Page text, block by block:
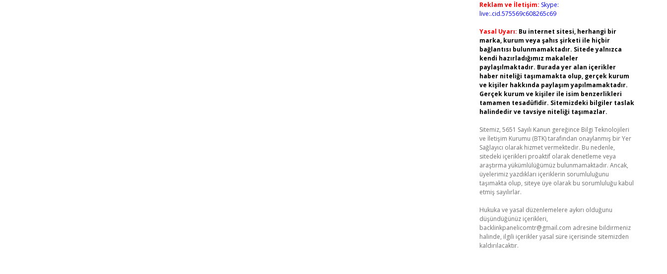
Reklam ve İletişim: Skype:
live:.cid.575569c608265c69
Yasal Uyarı: Bu internet sitesi, herhangi bir
marka, kurum veya şahıs şirketi ile hiçbir
bağlantısı bulunmamaktadır. Sitede yalnızca
kendi hazırladığımız makaleler
paylaşılmaktadır. Burada yer alan içerikler
haber niteliği taşımamakta olup, gerçek kurum
ve kişiler hakkında paylaşım yapılmamaktadır.
Gerçek kurum ve kişiler ile isim benzerlikleri
tamamen tesadüfidir. Sitemizdeki bilgiler taslak
halindedir ve tavsiye niteliği taşımazlar.
Sitemiz, 5651 Sayılı Kanun gereğince Bilgi Teknolojileri
ve İletişim Kurumu (BTK) tarafından onaylanmış bir Yer
Sağlayıcı olarak hizmet vermektedir. Bu nedenle,
sitedeki içerikleri proaktif olarak denetleme veya
araştırma yükümlülüğümüz bulunmamaktadır. Ancak,
üyelerimiz yazdıkları içeriklerin sorumluluğunu
taşımakta olup, siteye üye olarak bu sorumluluğu kabul
etmiş sayılırlar.
Hukuka ve yasal düzenlemelere aykırı olduğunu
düşündüğünüz içerikleri,
backlinkpanelicomtr@gmail.com adresine bildirmeniz
halinde, ilgili içerikler yasal süre içerisinde sitemizden
kaldırılacaktır.